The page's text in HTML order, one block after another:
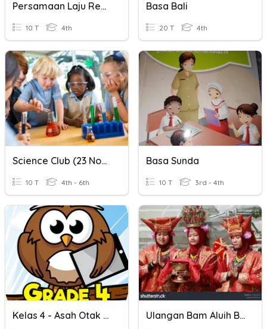
Persamaan Laju Reaksi Dan Orde Reaksi
10 T 4th
Basa Bali
20 T 4th
Science Club (23 November 2021)
10 T 4th - 6th
Basa Sunda
10 T 3rd - 4th
Kelas 4 - Asah Otak ASAK Ulangan Bam Aluih Baso Jo Basi